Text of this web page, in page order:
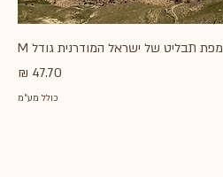
מפת תבליט של ישראל המודרנית גודל M
מחיר
כולל מע״מ